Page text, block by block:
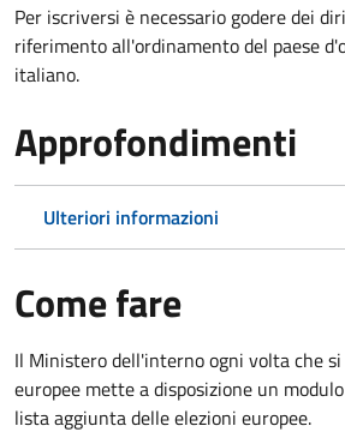
Per iscriversi è necessario godere dei
riferimento all'ordinamento del paese
italiano.
Approfondimenti
Ulteriori informazioni
Come fare
Il Ministero dell'interno ogni volta che
europee mette a disposizione un
lista aggiunta delle elezioni europee.